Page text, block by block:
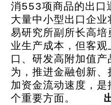
消553项商品的出口
大量中小型出口企
易研究所副所长高
业生产成本，但客
口、研发高附加值
为，推进金融创新
加资金流动速度，
个重要方面。